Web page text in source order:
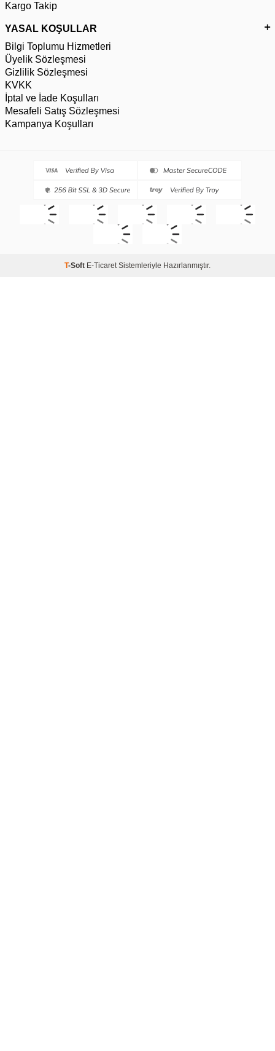
Kargo Takip
YASAL KOŞULLAR
Bilgi Toplumu Hizmetleri
Üyelik Sözleşmesi
Gizlilik Sözleşmesi
KVKK
İptal ve İade Koşulları
Mesafeli Satış Sözleşmesi
Kampanya Koşulları
T-Soft E-Ticaret Sistemleriyle Hazırlanmıştır.